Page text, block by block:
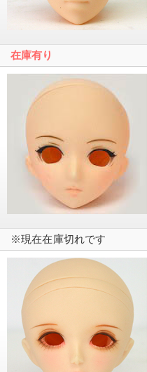
在庫有り
※現在在庫切れです